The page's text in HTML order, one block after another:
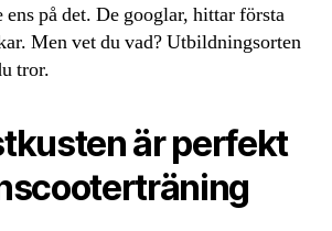
på det. De googlar, hittar första
Men vet du vad? Utbildningsorten
tror.
är perfekt